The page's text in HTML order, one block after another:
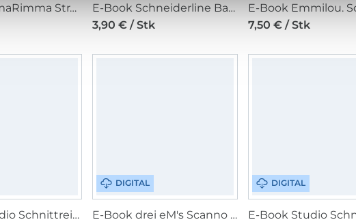
E-Book PrimaRimma Strand Hose KATJA
E-Book Schneiderline Basic Kleid Kinder
3,90 € / Stk
7,50 € / Stk
E-Book Studio Schnittreif Frau Konni - Sommerkleid mit Tasche
DIGITAL
E-Book drei eM's Scanno Shorts Damen
DIGITAL